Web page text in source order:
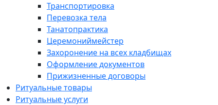
Транспортировка
Перевозка тела
Танатопрактика
Церемониймейстер
Захоронение на всех кладбищах
Оформление документов
Прижизненные договоры
Ритуальные товары
Ритуальные услуги